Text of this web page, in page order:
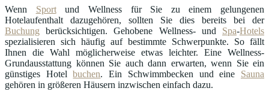
Wenn Sportund Wellness für Sie zu einem gelungenen
Hotelaufenthalt dazugehören, sollten Sie dies bereits bei der
Buchung berücksichtigen. Gehobene Wellness- und Spa-Hotels
spezialisieren sich häufig auf bestimmte Schwerpunkte. So fällt
Ihnen die Wahl möglicherweise etwas leichter. Eine Wellness-
Grundausstattung können Sie auch dann erwarten, wenn Sie ein
günstiges Hotelbuchen. Ein Schwimmbecken und eine Sauna
gehören in größeren Häusern inzwischen einfach dazu.